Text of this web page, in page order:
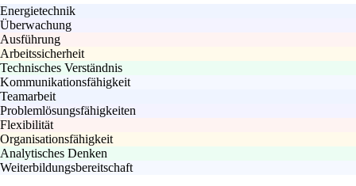
Energietechnik
Überwachung
Ausführung
Arbeitssicherheit
Technisches Verständnis
Kommunikationsfähigkeit
Teamarbeit
Problemlösungsfähigkeiten
Flexibilität
Organisationsfähigkeit
Analytisches Denken
Weiterbildungsbereitschaft